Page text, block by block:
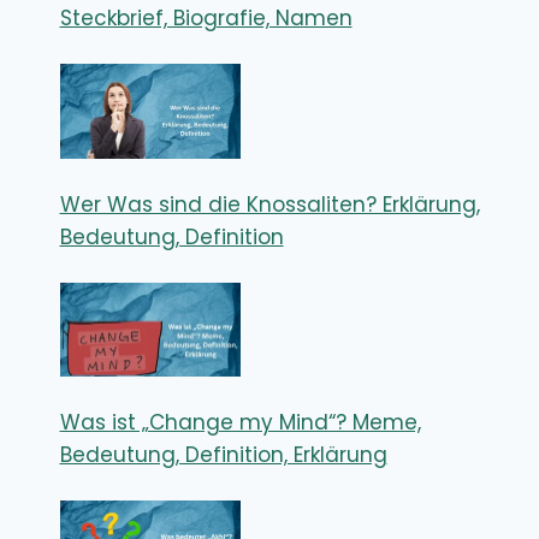
Steckbrief, Biografie, Namen
Wer Was sind die Knossaliten? Erklärung,
Bedeutung, Definition
Was ist „Change my Mind“? Meme,
Bedeutung, Definition, Erklärung